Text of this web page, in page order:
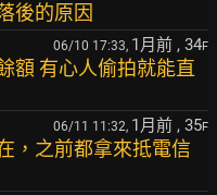
後的原因
06/10 17:33, 1月前 , 34F
額 有心人偷拍就能直
06/11 11:32, 1月前 , 35F
，之前都拿來抵電信